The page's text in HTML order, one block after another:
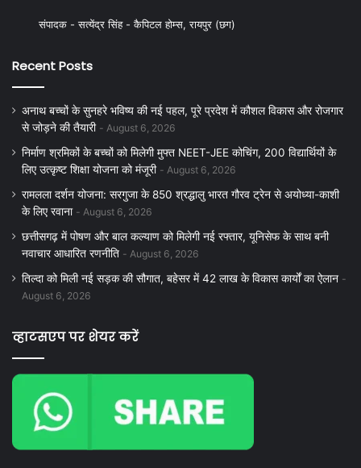
संपादक - सत्येंद्र सिंह - कैपिटल होम्स, रायपुर (छग)
Recent Posts
अनाथ बच्चों के सुनहरे भविष्य की नई पहल, पूरे प्रदेश में कौशल विकास और रोजगार
से जोड़ने की तैयारी
August 6, 2026
निर्माण श्रमिकों के बच्चों को मिलेगी मुफ्त NEET-JEE कोचिंग, 200 विद्यार्थियों के
लिए उत्कृष्ट शिक्षा योजना को मंजूरी
August 6, 2026
रामलला दर्शन योजना: सरगुजा के 850 श्रद्धालु भारत गौरव ट्रेन से अयोध्या-काशी
के लिए रवाना
August 6, 2026
छत्तीसगढ़ में पोषण और बाल कल्याण को मिलेगी नई रफ्तार, यूनिसेफ के साथ बनी
नवाचार आधारित रणनीति
August 6, 2026
तिल्दा को मिली नई सड़क की सौगात, बहेसर में 42 लाख के विकास कार्यों का ऐलान
August 6, 2026
व्हाटसएप पर शेयर करें